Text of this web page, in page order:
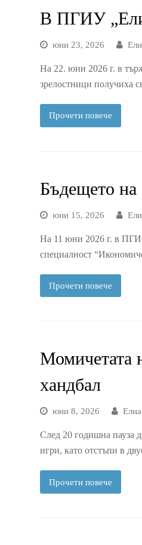
В ПГИУ
юни 23, 2026
На 22. юни 2026 г. в
зрелостници получиха
Прочети повече
Бъдещето на
юни 15, 2026
На 11 юни 2026 г. в
специалност
Прочети повече
Момичетата
хандбал
юни 8, 2026
След 20 годишна пауза
игри, като отстъпи в
Прочети повече